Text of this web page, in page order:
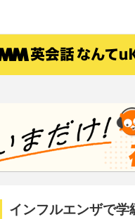
インフルエンザで学